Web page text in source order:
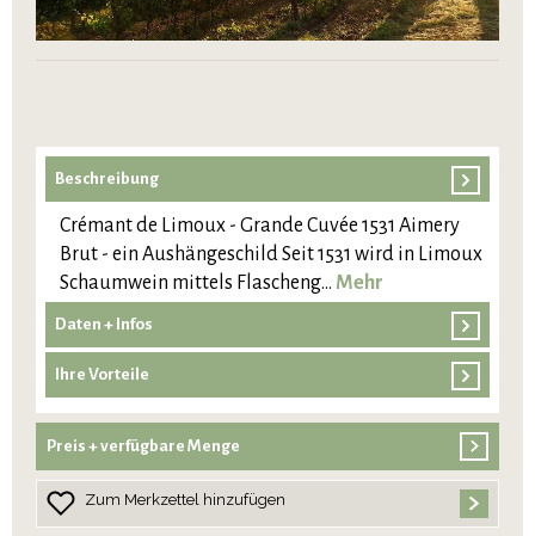
Beschreibung
Crémant de Limoux - Grande Cuvée 1531 Aimery
Brut - ein Aushängeschild Seit 1531 wird in Limoux
Schaumwein mittels Flascheng… Mehr
Daten + Infos
Ihre Vorteile
Preis + verfügbare Menge
Zum Merkzettel hinzufügen